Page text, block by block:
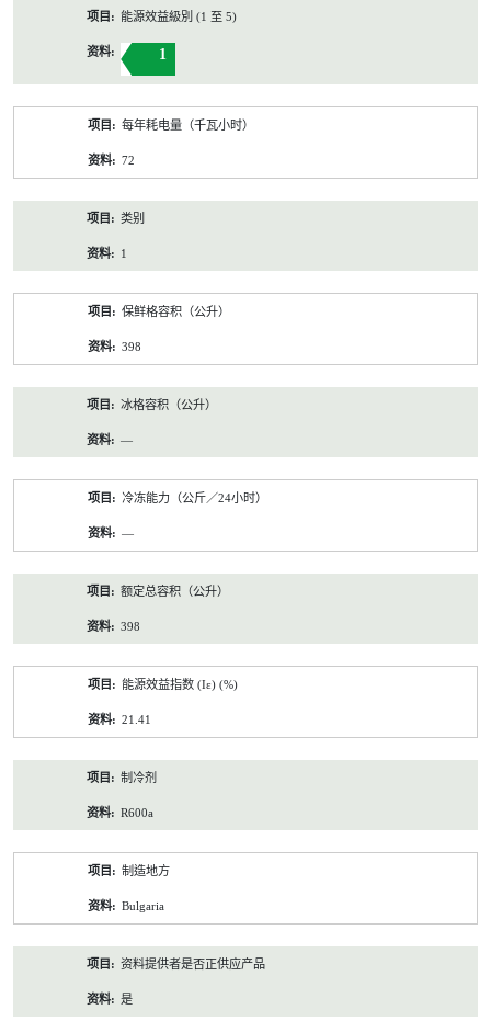
能源效益級別 (1 至 5)
1
每年耗电量（千瓦小时）
72
类别
1
保鲜格容积（公升）
398
冰格容积（公升）
—
冷冻能力（公斤／24小时）
—
额定总容积（公升）
398
能源效益指数 (Iε) (%)
21.41
制冷剂
R600a
制造地方
Bulgaria
资料提供者是否正供应产品
是